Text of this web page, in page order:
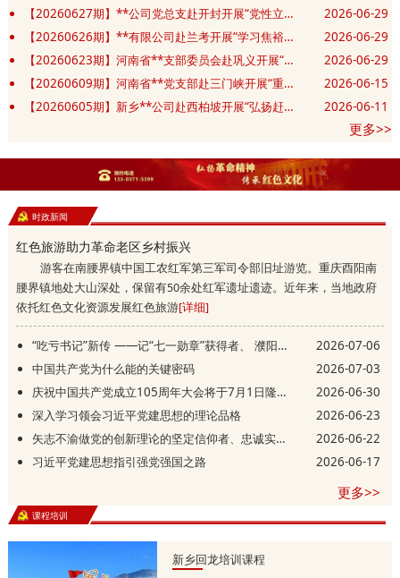
【20260627期】**公司党总支赴开封开展“党性立身践政绩 清正廉洁葆底色”主题党日活动
2026-06-29
【20260626期】**有限公司赴兰考开展“学习焦裕禄精神 锤炼坚强党性”主题教育活动
2026-06-29
【20260623期】河南省**支部委员会赴巩义开展“党建共建凝合力 清风廉洁筑防线”主题党日活动
2026-06-29
【20260609期】河南省**党支部赴三门峡开展“重走长征红色足迹 赓续初心薪火相传”主题党日活动
2026-06-15
【20260605期】新乡**公司赴西柏坡开展“弘扬赶考精神 砥砺实干作风”红色教育培训班
2026-06-11
更多>>
时政新闻
红色旅游助力革命老区乡村振兴
游客在南腰界镇中国工农红军第三军司令部旧址游览。重庆酉阳南
腰界镇地处大山深处，保留有50余处红军遗址遗迹。近年来，当地政府
依托红色文化资源发展红色旅游[详细]
“吃亏书记”新传 ——记“七一勋章”获得者、 濮阳县庆祖镇西辛庄村党支部书记李连成
2026-07-06
中国共产党为什么能的关键密码
2026-07-03
庆祝中国共产党成立105周年大会将于7月1日隆重举行
2026-06-30
深入学习领会习近平党建思想的理论品格
2026-06-23
矢志不渝做党的创新理论的坚定信仰者、忠诚实践者
2026-06-22
习近平党建思想指引强党强国之路
2026-06-17
更多>>
课程培训
新乡回龙培训课程